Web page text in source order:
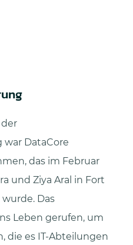
DataCore
das im Februar
und Ziya Aral in Fort
Das
Leben gerufen, um
die es IT-Abteilungen